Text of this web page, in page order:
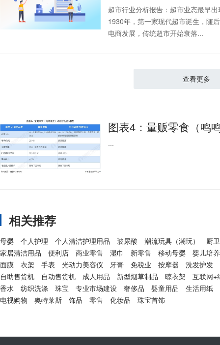
超市行业分析报告：超市业态最早
1930年，第一家现代超市诞生，随
电商发展，传统超市开始衰落...
查看更多
图表4：量贩零食（鸣
...
相关推荐
母婴 个人护理 个人清洁护理用品 玻尿酸 潮流玩具（潮玩）
厨
家居清洁用品
便利店 商业零售 湿巾 新零售 移动母婴
婴儿培
面膜
衣架 手表 光动力美容仪 牙膏 免税业 按摩器
洗发护发
自助售货机
自动售货机 成人用品 新型烟草制品 晾衣架
互联网+
香水
纺织洗涤 珠宝 专业市场建设 奢侈品 婴童用品
生活用纸
电视购物
奥特莱斯 饰品 零售 化妆品 珠宝首饰